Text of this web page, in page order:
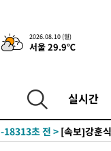
2026.08.10 (월)
서울 29.9℃
실시간
-26940초 전 >한국계 프란
-26337초 전 >구윤철 "ISA
-18666초 전 >
[속보]강훈
-18313초 전 >
진…상생무역금융 5조 공급"
-17865초 전 > [속보]강훈